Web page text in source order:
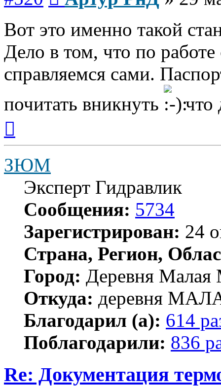
Вот это именно такой
Дело в том, что по работе
справляемся сами.
почитать вникнуть
что
началу
ЗЮМ
Эксперт Гидравлик
Сообщения: 5734
Зарегистрирован: 24
Страна, Регион,
Город: Деревня Малая
Откуда: деревня
Благодарил (а): 614
Поблагодарили: 836
Re: Документация